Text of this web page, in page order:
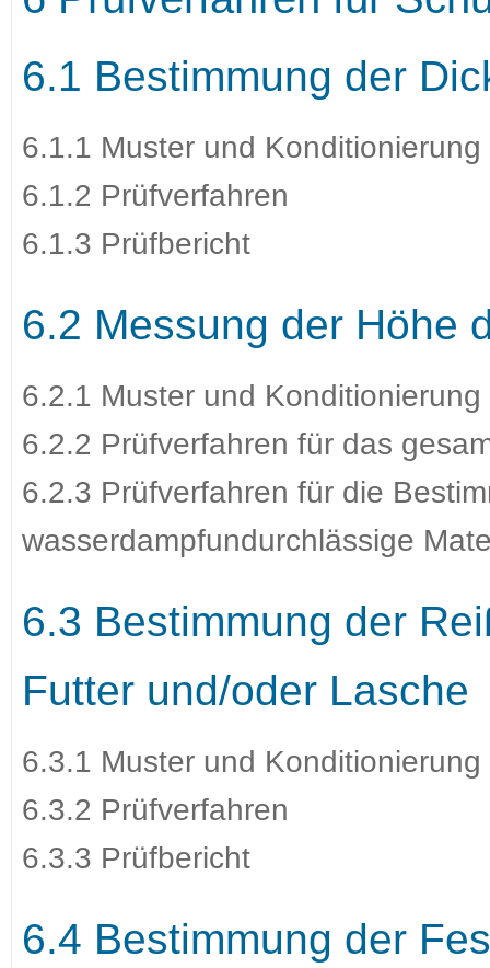
6.1 Bestimmung der
6.1.1 Muster und Konditionierung
6.1.2 Prüfverfahren
6.1.3 Prüfbericht
6.2 Messung der Höhe
6.2.1 Muster und Konditionierung
6.2.2 Prüfverfahren für das
6.2.3 Prüfverfahren für die
wasserdampfundurchlässige
6.3 Bestimmung der
Futter und/oder Lasche
6.3.1 Muster und Konditionierung
6.3.2 Prüfverfahren
6.3.3 Prüfbericht
6.4 Bestimmung der